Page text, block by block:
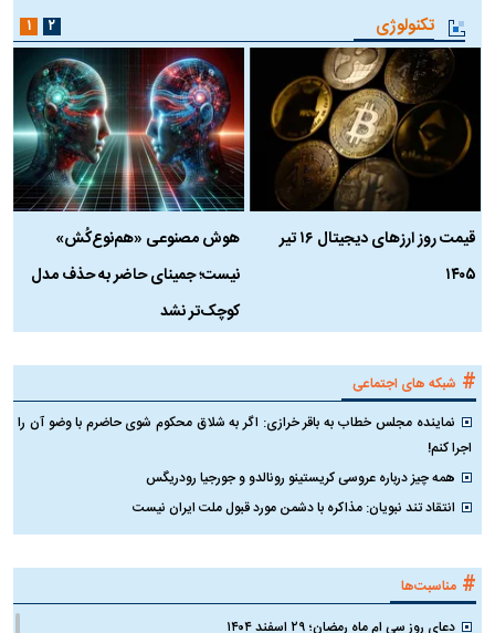
تکنولوژی
قیمت روز ارز‌های دیجیتال ۱۶ تیر
۱۴۰۵
هوش مصنوعی «هم‌نوع‌کُش»
نیست؛ جمینای حاضر به حذف مدل
کوچک‌تر نشد
۱ ۲
# شبکه های اجتماعی
نماینده مجلس خطاب به باقر خرازی: اگر به شلاق محکوم شوی حاضرم با وضو آن را
اجرا کنم!
همه چیز درباره عروسی کریستینو رونالدو و جورجیا رودریگس
انتقاد تند نبویان: مذاکره با دشمن مورد قبول ملت ایران نیست
# مناسبت‌ها
دعای روز سی ام ماه رمضان؛ ۲۹ اسفند ۱۴۰۴